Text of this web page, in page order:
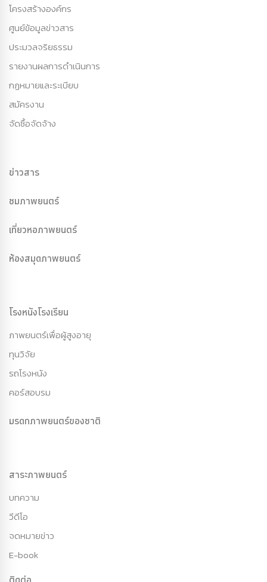
โครงสร้างองค์กร
ศูนย์ข้อมูลข่าวสาร
ประมวลจริยธรรม
รายงานผลการดำเนินการ
กฏหมายและระเบียบ
สมัครงาน
จัดซื้อจัดจ้าง
ข่าวสาร
ชมภาพยนตร์
เที่ยวหอภาพยนตร์
ห้องสมุดภาพยนตร์
โรงหนังโรงเรียน
ภาพยนตร์เพื่อผู้สูงอายุ
ทุนวิจัย
รถโรงหนัง
คอร์สอบรม
มรดกภาพยนตร์ของชาติ
สาระภาพยนตร์
บทความ
วีดีโอ
จดหมายข่าว
E-book